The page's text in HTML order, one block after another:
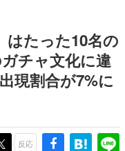
さんに取材し、ゲームが
ーに与えた影響を探る企
史
る主要なトピック・タイト
インタビューや識者による
望できる決定版！
知られるマンガ家・田中圭
マンガです。
はたった10名の
チャ文化に違
現割合が7%に
反応